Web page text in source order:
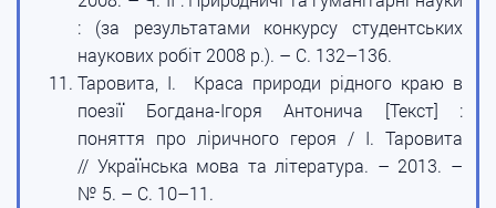
: (за результатами конкурсу студентських
наукових робіт 2008 р.). – С. 132–136.
Таровита, І. Краса природи рідного краю в
поезії Богдана-Ігоря Антонича [Текст] :
поняття про ліричного героя / І. Таровита
// Українська мова та література. – 2013. –
№ 5. – С. 10–11.